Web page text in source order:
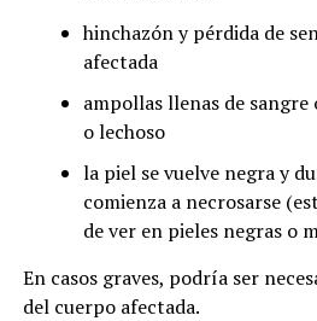
hinchazón y pérdida de
afectada
ampollas llenas de
o lechoso
la piel se vuelve negra y
comienza a necrosarse
de ver en pieles negras o
En casos graves, podría ser
del cuerpo afectada.